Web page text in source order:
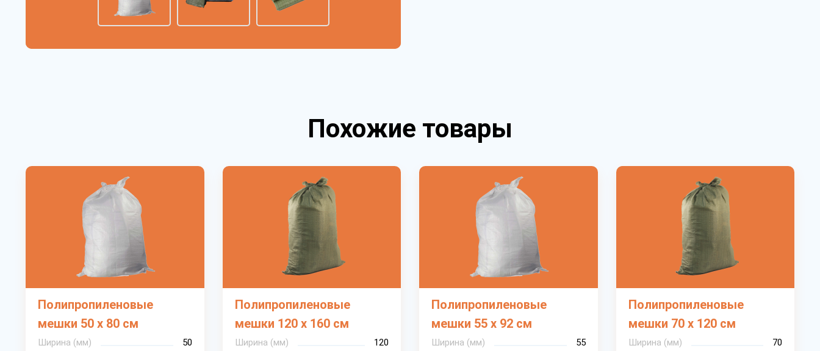
Похожие товары
Полипропиленовые
мешки 50 х 80 см
Ширина (мм)
50
Полипропиленовые
мешки 120 х 160 см
Ширина (мм)
120
Полипропиленовые
мешки 55 х 92 см
Ширина (мм)
55
Полипропиленовые
мешки 70 х 120 см
Ширина (мм)
70